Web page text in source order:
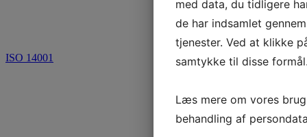
ISO 14001
med data, du tidligere
de har indsamlet
tjenester. Ved at klikke
samtykke til disse
Læs mere om vores
behandling af